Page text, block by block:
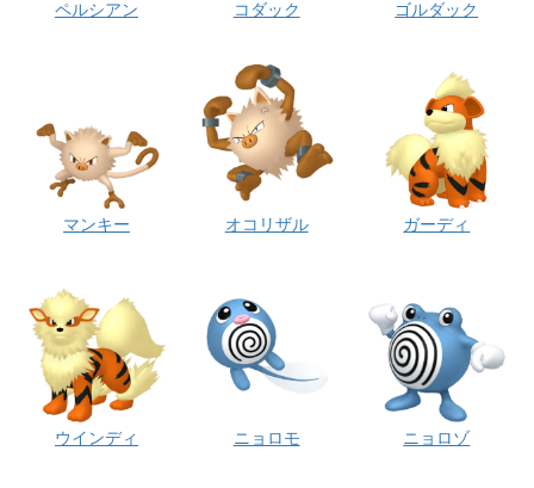
ペルシアン コダック ゴルダック
マンキー オコリザル ガーディ
ウインディ ニョロモ ニョロゾ